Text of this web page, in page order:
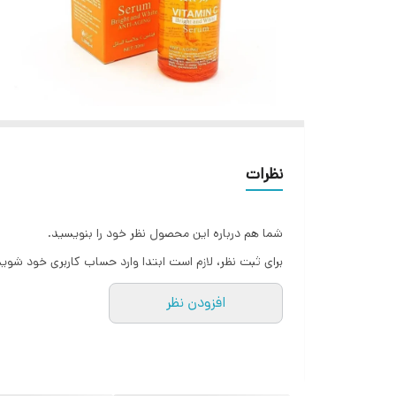
نظرات
شما هم درباره این محصول نظر خود را بنویسید.
برای ثبت نظر، لازم است ابتدا وارد حساب کاربری خود
افزودن نظر